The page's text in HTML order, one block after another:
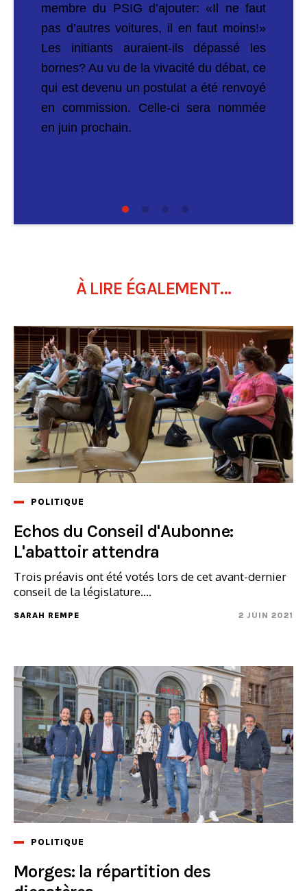
membre du PSIG d’ajouter: «Il ne faut
pas d’autres voitures, il en faut moins!»
Les initiants auraient-ils dépassé les
bornes? Au vu de la vivacité du débat, ce
qui est devenu un postulat a été renvoyé
en commission. Celle-ci sera nommée
en juin prochain.
À LIRE ÉGALEMENT...
POLITIQUE
Echos du Conseil d'Aubonne:
L'abattoir attendra
Trois préavis ont été votés lors de cet avant-dernier
conseil de la législature....
SARAH REMPE 2 JUIN 2021
POLITIQUE
Morges: la répartition des